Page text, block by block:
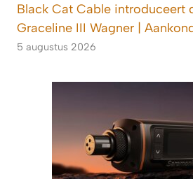
Black Cat Cable introduceert
Graceline III Wagner |
5 augustus 2026